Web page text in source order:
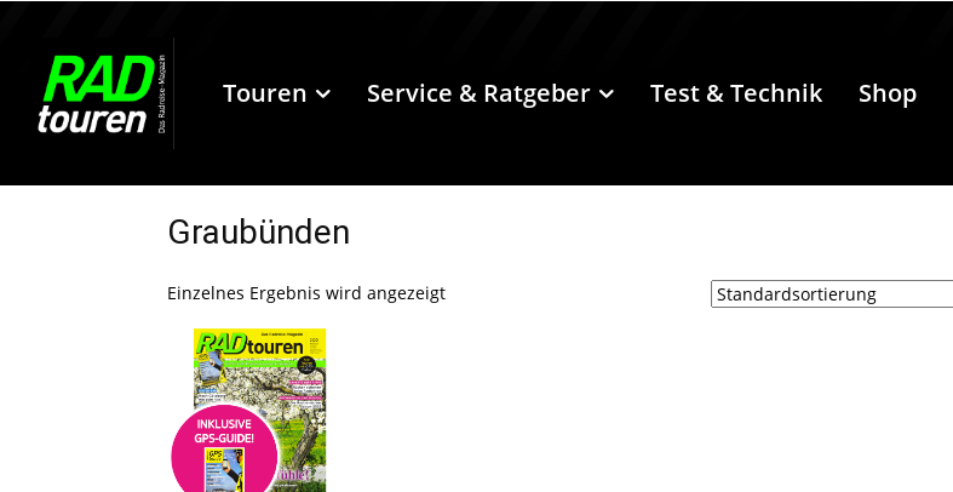
Touren Service & Ratgeber Test & Technik Shop
Graubünden
Einzelnes Ergebnis wird angezeigt